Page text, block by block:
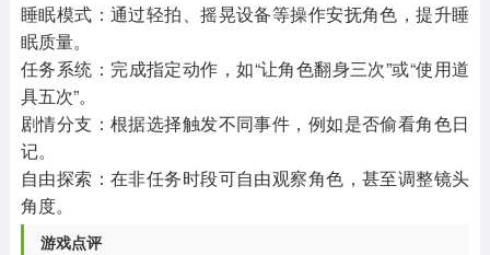
睡眠模式：通过轻拍、摇晃设备等操作安抚角色，提升睡
眠质量。
任务系统：完成指定动作，如“让角色翻身三次”或“使用道
具五次”。
剧情分支：根据选择触发不同事件，例如是否偷看角色日
记。
自由探索：在非任务时段可自由观察角色，甚至调整镜头
角度。
游戏点评